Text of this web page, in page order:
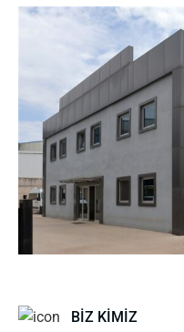
BIZ KIMIZ